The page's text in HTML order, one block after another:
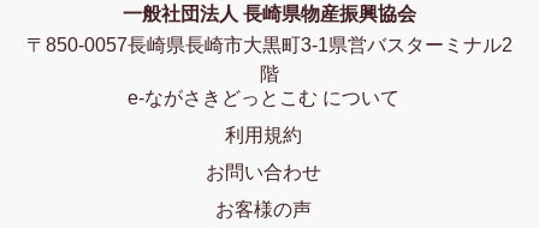
一般社団法人 長崎県物産振興協会
〒850-0057長崎県長崎市大黒町3-1県営バスターミナル2
階
e-ながさきどっとこむ について
利用規約
お問い合わせ
お客様の声